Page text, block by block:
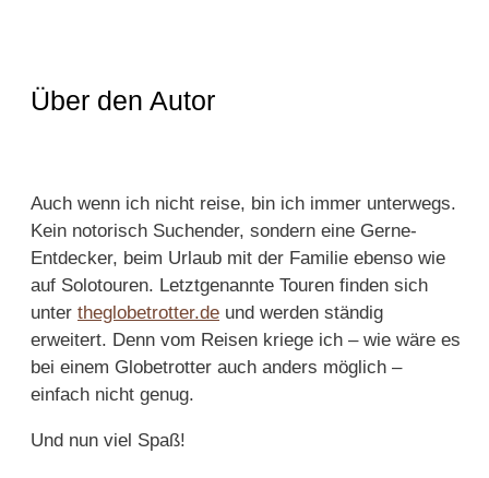
Über den Autor
Auch wenn ich nicht reise, bin ich immer unterwegs.
Kein notorisch Suchender, sondern eine Gerne-
Entdecker, beim Urlaub mit der Familie ebenso wie
auf Solotouren. Letztgenannte Touren finden sich
unter theglobetrotter.de und werden ständig
erweitert. Denn vom Reisen kriege ich – wie wäre es
bei einem Globetrotter auch anders möglich –
einfach nicht genug.
Und nun viel Spaß!